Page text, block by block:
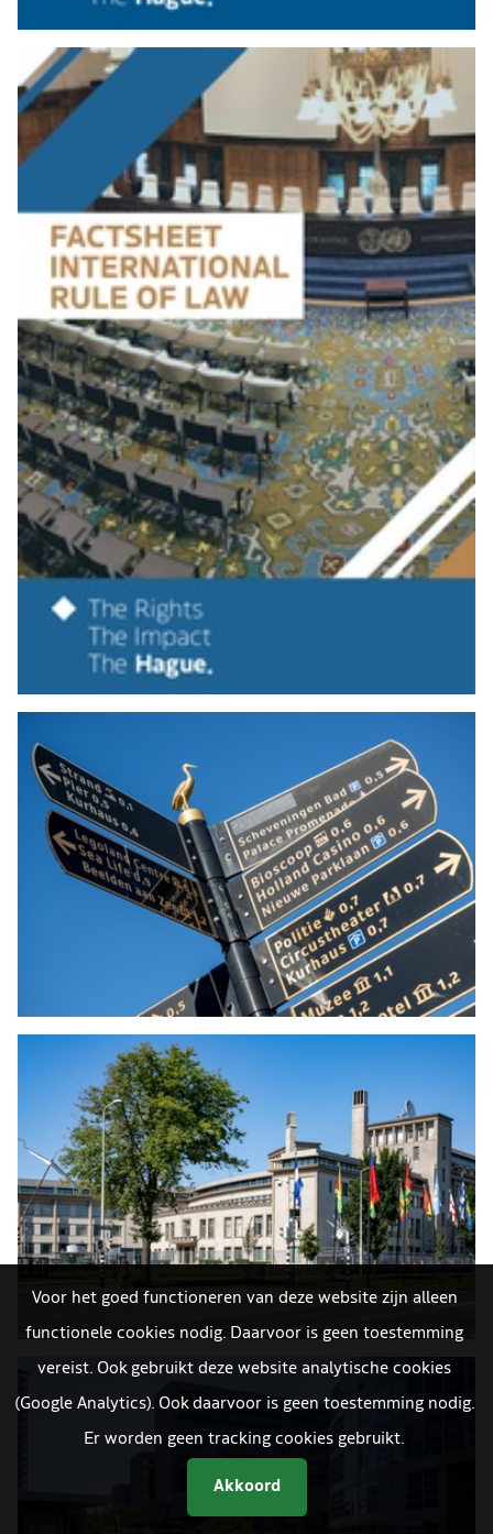
Voor het goed functioneren van deze website zijn alleen
functionele cookies nodig. Daarvoor is geen toestemming
vereist. Ook gebruikt deze website analytische cookies
(Google Analytics). Ook daarvoor is geen toestemming nodig.
Er worden geen tracking cookies gebruikt.
Akkoord